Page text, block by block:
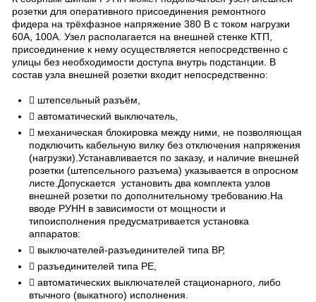
розетки для оперативного присоединения ремонтного
фидера на трёхфазное напряжение 380 В с током нагрузки
60А, 100А. Узел располагается на внешней стенке КТП,
присоединение к нему осуществляется непосредственно с
улицы без необходимости доступа внутрь подстанции. В
состав узла внешней розетки входит непосредственно:
 штепсельный разъём,
 автоматический выключатель,
 механическая блокировка между ними, не позволяющая
подключить кабельную вилку без отключения напряжения
(нагрузки).Устанавливается по заказу, и наличие внешней
розетки (штепсельного разъема) указывается в опросном
листе.Допускается установить два комплекта узлов
внешней розетки по дополнительному требованию.На
вводе РУНН в зависимости от мощности и
типоисполнения предусматривается установка
аппаратов:
 выключателей-разъединителей типа ВР,
 разъединителей типа РЕ,
 автоматических выключателей стационарного, либо
втычного (выкатного) исполнения.